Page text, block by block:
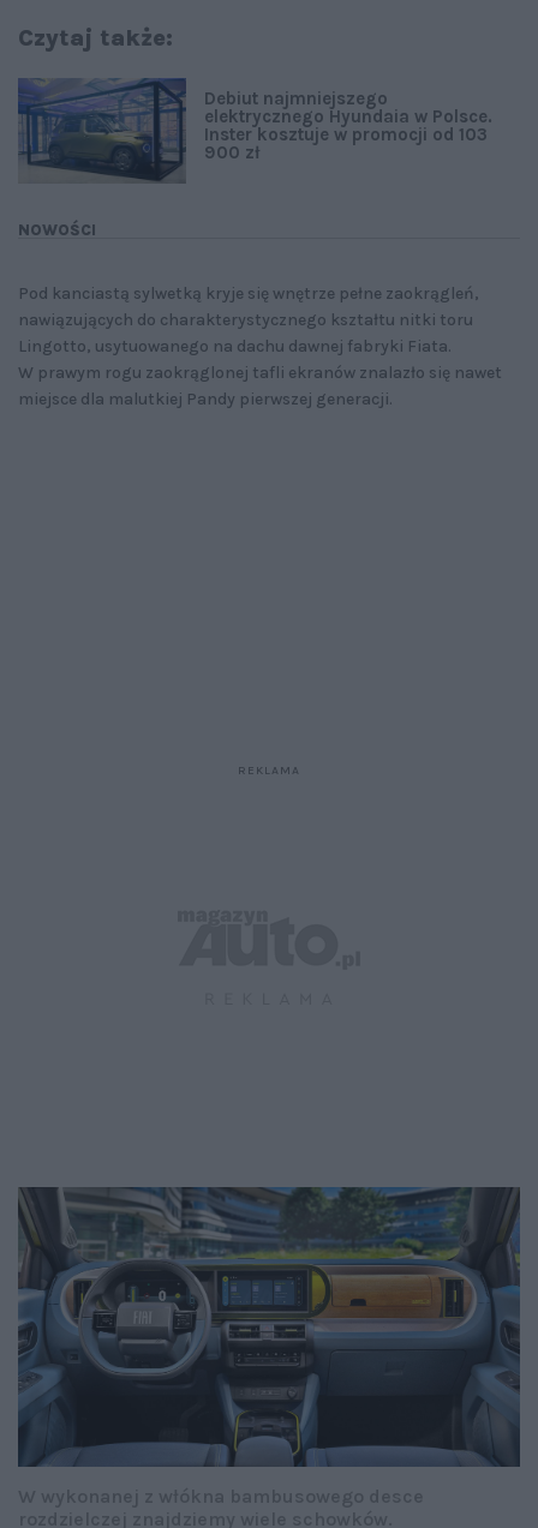
Czytaj także:
NOWOŚCI
Debiut najmniejszego
elektrycznego Hyundaia w Polsce.
Inster kosztuje w promocji od 103
900 zł
Pod kanciastą sylwetką kryje się wnętrze pełne zaokrągleń,
nawiązujących do charakterystycznego kształtu nitki toru
Lingotto, usytuowanego na dachu dawnej fabryki Fiata.
W prawym rogu zaokrąglonej tafli ekranów znalazło się nawet
miejsce dla malutkiej Pandy pierwszej generacji.